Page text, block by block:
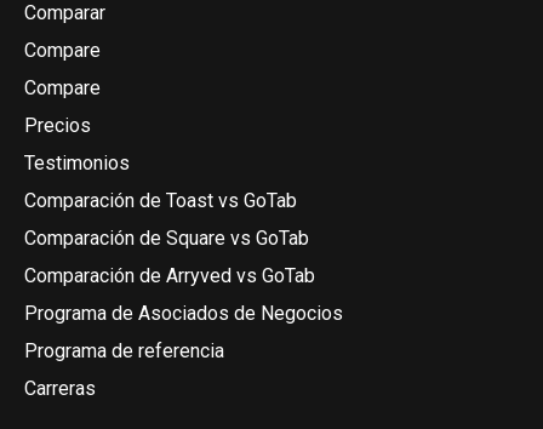
Comparar
Compare
Compare
Precios
Testimonios
Comparación de Toast vs GoTab
Comparación de Square vs GoTab
Comparación de Arryved vs GoTab
Programa de Asociados de Negocios
Programa de referencia
Carreras